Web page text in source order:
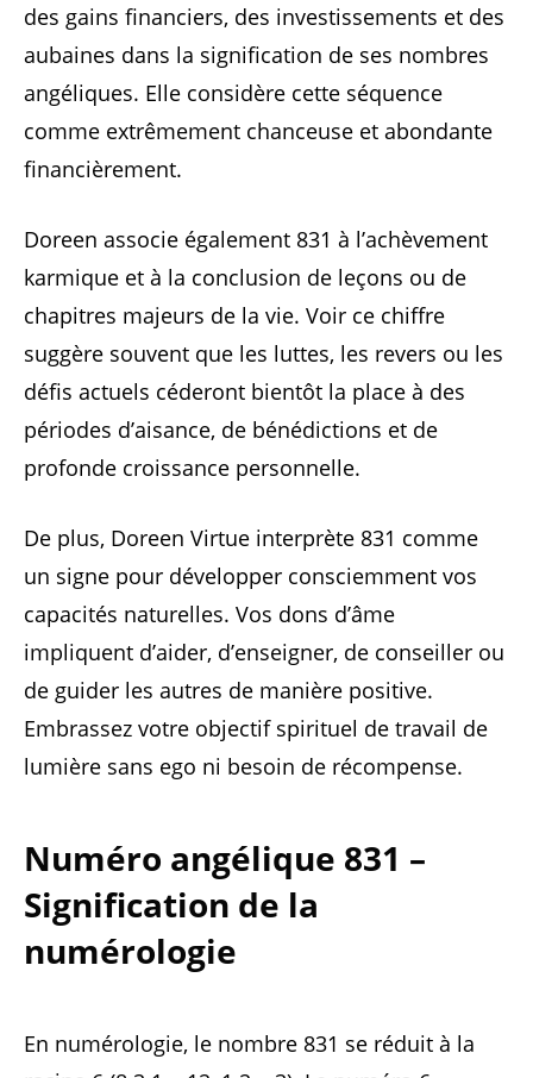
des gains financiers, des investissements et des
aubaines dans la signification de ses nombres
angéliques. Elle considère cette séquence
comme extrêmement chanceuse et abondante
financièrement.
Doreen associe également 831 à l’achèvement
karmique et à la conclusion de leçons ou de
chapitres majeurs de la vie. Voir ce chiffre
suggère souvent que les luttes, les revers ou les
défis actuels céderont bientôt la place à des
périodes d’aisance, de bénédictions et de
profonde croissance personnelle.
De plus, Doreen Virtue interprète 831 comme
un signe pour développer consciemment vos
capacités naturelles. Vos dons d’âme
impliquent d’aider, d’enseigner, de conseiller ou
de guider les autres de manière positive.
Embrassez votre objectif spirituel de travail de
lumière sans ego ni besoin de récompense.
Numéro angélique 831 –
Signification de la
numérologie
En numérologie, le nombre 831 se réduit à la